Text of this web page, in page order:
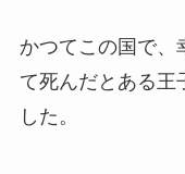
かつてこの国で、
て死んだとある王
した。